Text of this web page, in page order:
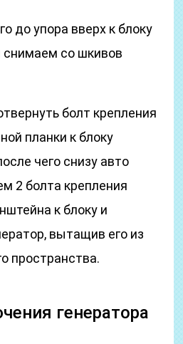
до упора вверх к блоку
снимаем со шкивов
болт крепления
планки к блоку
чего снизу авто
2 болта крепления
к блоку и
вытащив его из
пространства.
генератора